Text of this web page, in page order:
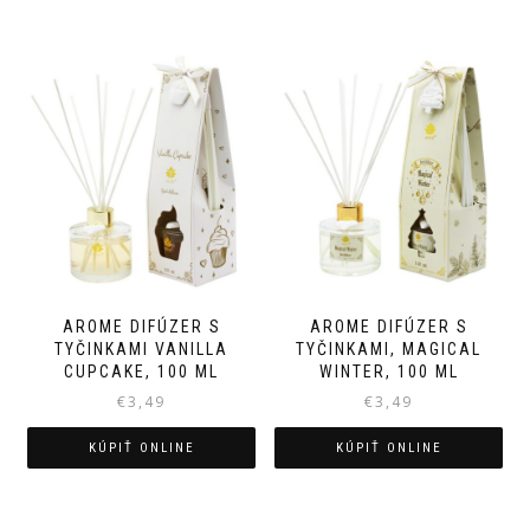
AROME DIFÚZER S
TYČINKAMI VANILLA
CUPCAKE, 100 ML
€3,49
KÚPIŤ ONLINE
AROME DIFÚZER S
TYČINKAMI, MAGICAL
WINTER, 100 ML
€3,49
KÚPIŤ ONLINE